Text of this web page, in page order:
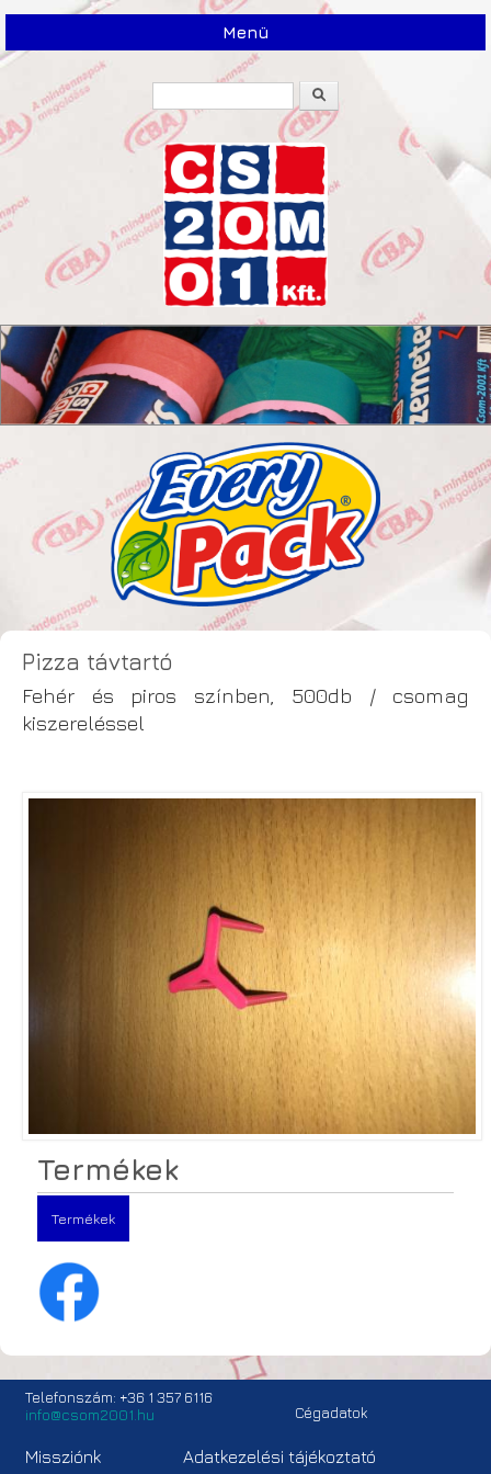
Menü
Keresés űrlap
Pizza távtartó
Fehér és piros színben, 500db / csomag
kiszereléssel
Termékek
Termékek
Telefonszám: +36 1 357 6116
info@csom2001.hu
Cégadatok
Missziónk Adatkezelési tájékoztató